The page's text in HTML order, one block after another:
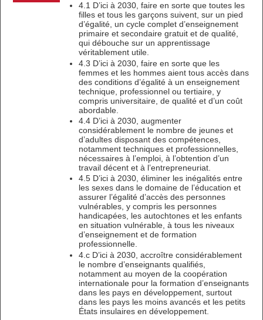
4.1 D’ici à 2030, faire en sorte que toutes les
filles et tous les garçons suivent, sur un pied
d’égalité, un cycle complet d’enseignement
primaire et secondaire gratuit et de qualité,
qui débouche sur un apprentissage
véritablement utile.
4.3 D’ici à 2030, faire en sorte que les
femmes et les hommes aient tous accès dans
des conditions d’égalité à un enseignement
technique, professionnel ou tertiaire, y
compris universitaire, de qualité et d’un coût
abordable.
4.4 D’ici à 2030, augmenter
considérablement le nombre de jeunes et
d’adultes disposant des compétences,
notamment techniques et professionnelles,
nécessaires à l’emploi, à l’obtention d’un
travail décent et à l’entrepreneuriat.
4.5 D’ici à 2030, éliminer les inégalités entre
les sexes dans le domaine de l’éducation et
assurer l’égalité d’accès des personnes
vulnérables, y compris les personnes
handicapées, les autochtones et les enfants
en situation vulnérable, à tous les niveaux
d’enseignement et de formation
professionnelle.
4.c D’ici à 2030, accroître considérablement
le nombre d’enseignants qualifiés,
notamment au moyen de la coopération
internationale pour la formation d’enseignants
dans les pays en développement, surtout
dans les pays les moins avancés et les petits
États insulaires en développement.